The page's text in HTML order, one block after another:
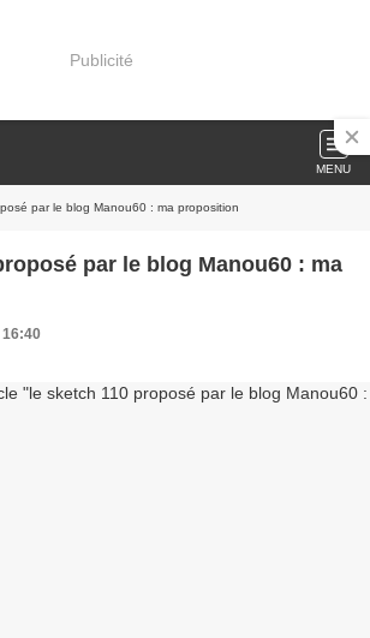
Publicité
MENU
par le blog Manou60 : ma proposition
par le blog Manou60 : ma
16:40